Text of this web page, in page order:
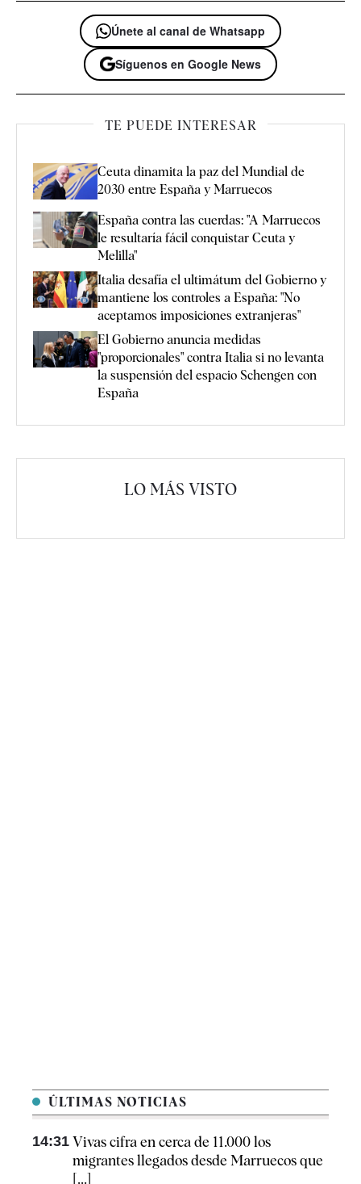
Únete al canal de Whatsapp
Síguenos en Google News
TE PUEDE INTERESAR
Ceuta dinamita la paz del Mundial de
2030 entre España y Marruecos
España contra las cuerdas: "A Marruecos
le resultaría fácil conquistar Ceuta y
Melilla"
Italia desafía el ultimátum del Gobierno y
mantiene los controles a España: "No
aceptamos imposiciones extranjeras"
El Gobierno anuncia medidas
"proporcionales" contra Italia si no levanta
la suspensión del espacio Schengen con
España
LO MÁS VISTO
ÚLTIMAS NOTICIAS
14:31 Vivas cifra en cerca de 11.000 los
migrantes llegados desde Marruecos que
[...]